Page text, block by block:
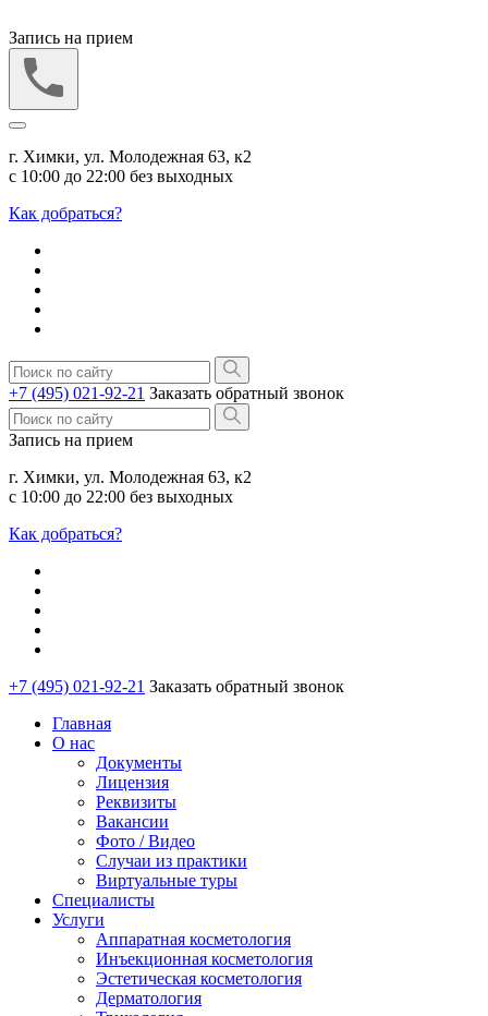
Запись на прием
г. Химки, ул. Молодежная 63, к2
с 10:00 до 22:00 без выходных
Как добраться?
+7 (495) 021-92-21 Заказать обратный звонок
Запись на прием
г. Химки, ул. Молодежная 63, к2
с 10:00 до 22:00 без выходных
Как добраться?
+7 (495) 021-92-21 Заказать обратный звонок
Главная
О нас
Документы
Лицензия
Реквизиты
Вакансии
Фото / Видео
Случаи из практики
Виртуальные туры
Специалисты
Услуги
Аппаратная косметология
Инъекционная косметология
Эстетическая косметология
Дермато­логия